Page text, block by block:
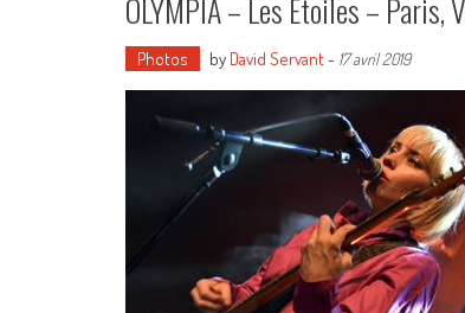
OLYMPIA – Les Etoiles –
Photos by David Servant- 17 avril 2019